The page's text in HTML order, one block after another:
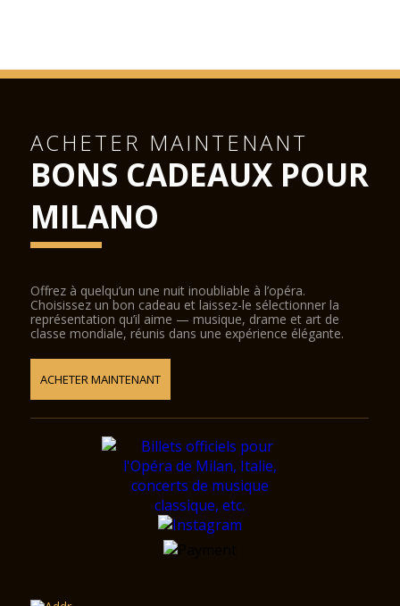
ACHETER MAINTENANT
BONS CADEAUX POUR
MILANO
Offrez à quelqu’un une nuit inoubliable à l’opéra.
Choisissez un bon cadeau et laissez-le sélectionner la
représentation qu’il aime — musique, drame et art de
classe mondiale, réunis dans une expérience élégante.
ACHETER MAINTENANT